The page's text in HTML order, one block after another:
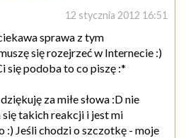
12 stycznia 2012 16:51
sprawa z tym
się rozejrzeć w Internecie :)
się podoba to co piszę :*
za miłe słowa :D nie
się takich reakcji i jest mi
:) Jeśli chodzi o szczotkę - moje